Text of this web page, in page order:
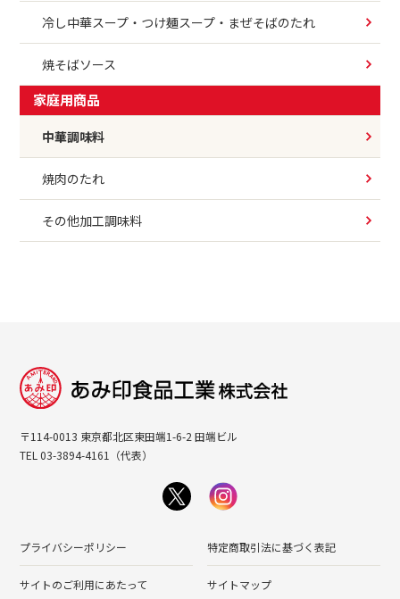
冷し中華スープ・つけ麺スープ・まぜそばのたれ
焼そばソース
家庭用商品
中華調味料
焼肉のたれ
その他加工調味料
〒114-0013 東京都北区東田端1-6-2 田端ビル
TEL 03-3894-4161（代表）
プライバシーポリシー 特定商取引法に基づく表記
サイトのご利用にあたって サイトマップ